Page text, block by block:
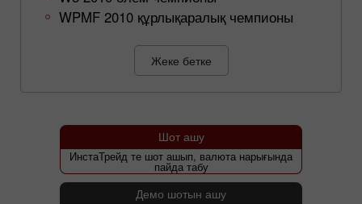
WPMF 2010 құрлықаралық чемпионы
Жеке бетке
Шот ашу
ИнстаТрейд те шот ашып, валюта нарығында
пайда табу
Демо шотын ашу